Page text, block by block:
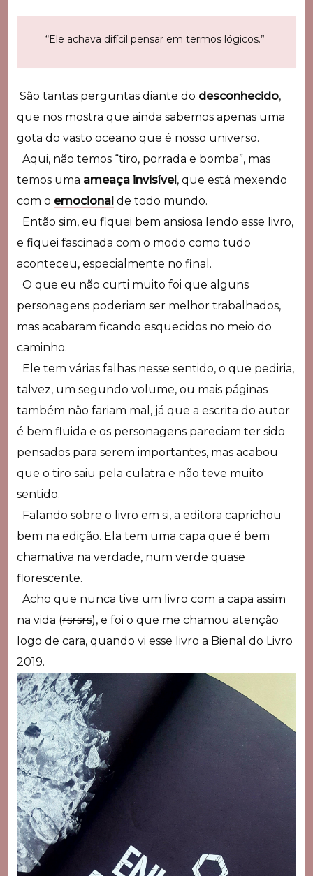
“Ele achava difícil pensar em termos lógicos.”
São tantas perguntas diante do desconhecido,
que nos mostra que ainda sabemos apenas uma
gota do vasto oceano que é nosso universo.
Aqui, não temos “tiro, porrada e bomba”, mas
temos uma ameaça invisível, que está mexendo
com o emocional de todo mundo.
Então sim, eu fiquei bem ansiosa lendo esse livro,
e fiquei fascinada com o modo como tudo
aconteceu, especialmente no final.
O que eu não curti muito foi que alguns
personagens poderiam ser melhor trabalhados,
mas acabaram ficando esquecidos no meio do
caminho.
Ele tem várias falhas nesse sentido, o que pediria,
talvez, um segundo volume, ou mais páginas
também não fariam mal, já que a escrita do autor
é bem fluida e os personagens pareciam ter sido
pensados para serem importantes, mas acabou
que o tiro saiu pela culatra e não teve muito
sentido.
Falando sobre o livro em si, a editora caprichou
bem na edição. Ela tem uma capa que é bem
chamativa na verdade, num verde quase
florescente.
Acho que nunca tive um livro com a capa assim
na vida (rsrsrs), e foi o que me chamou atenção
logo de cara, quando vi esse livro a Bienal do Livro
2019.